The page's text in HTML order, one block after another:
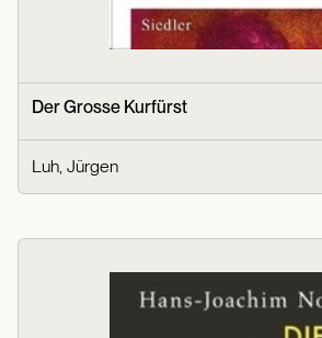
Der Grosse Kurfürst
Luh, Jürgen